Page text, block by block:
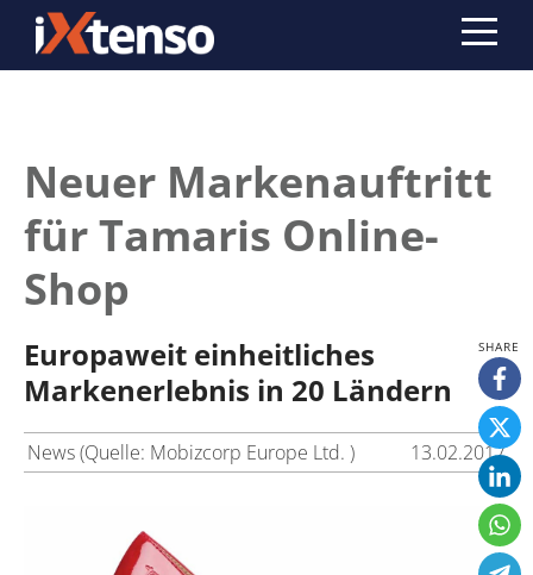
Neuer Markenauftritt
für Tamaris Online-
Shop
Europaweit einheitliches
Markenerlebnis in 20 Ländern
News (Quelle: Mobizcorp Europe Ltd. ) 13.02.2017